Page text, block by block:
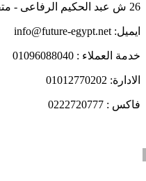
26 ش عبد الحكيم الرفاعى - متفرع من عباس العقاد مدينة نصر
ايميل: info@future-egypt.net
خدمة العملاء : 01096088040
الادارة: 01012770202
فاكس : 0222720777